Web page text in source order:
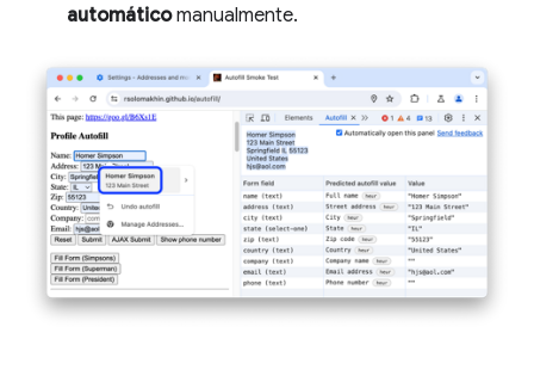
automáticomanualmente.